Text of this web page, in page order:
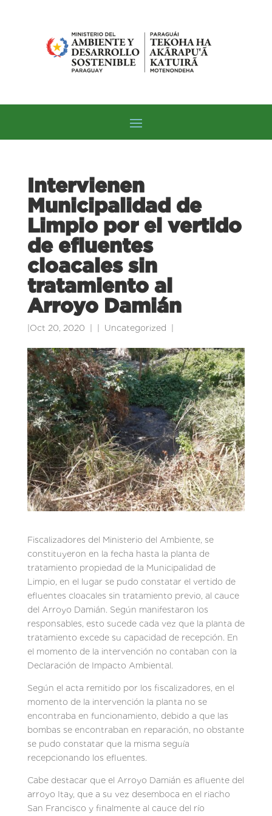
Intervienen
Municipalidad de
Limpio por el vertido
de efluentes
cloacales sin
tratamiento al
Arroyo Damián
Oct 20, 2020 Uncategorized
Fiscalizadores del Ministerio del Ambiente, se
constituyeron en la fecha hasta la planta de
tratamiento propiedad de la Municipalidad de
Limpio, en el lugar se pudo constatar el vertido de
efluentes cloacales sin tratamiento previo, al cauce
del Arroyo Damián. Según manifestaron los
responsables, esto sucede cada vez que la planta de
tratamiento excede su capacidad de recepción. En
el momento de la intervención no contaban con la
Declaración de Impacto Ambiental.
Según el acta remitido por los fiscalizadores, en el
momento de la intervención la planta no se
encontraba en funcionamiento, debido a que las
bombas se encontraban en reparación, no obstante
se pudo constatar que la misma seguía
recepcionando los efluentes.
Cabe destacar que el Arroyo Damián es afluente del
arroyo Itay, que a su vez desemboca en el riacho
San Francisco y finalmente al cauce del río